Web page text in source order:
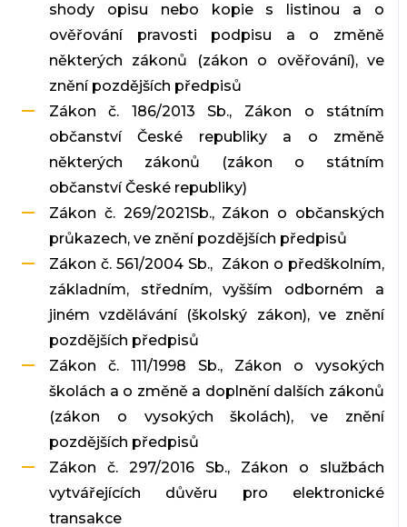
shody opisu nebo kopie s listinou a o
ověřování pravosti podpisu a o změně
některých zákonů (zákon o ověřování), ve
znění pozdějších předpisů
Zákon č. 186/2013 Sb., Zákon o státním
občanství České republiky a o změně
některých zákonů (zákon o státním
občanství České republiky)
Zákon č. 269/2021Sb., Zákon o občanských
průkazech, ve znění pozdějších předpisů
Zákon č. 561/2004 Sb., Zákon o předškolním,
základním, středním, vyšším odborném a
jiném vzdělávání (školský zákon), ve znění
pozdějších předpisů
Zákon č. 111/1998 Sb., Zákon o vysokých
školách a o změně a doplnění dalších zákonů
(zákon o vysokých školách), ve znění
pozdějších předpisů
Zákon č. 297/2016 Sb., Zákon o službách
vytvářejících důvěru pro elektronické
transakce